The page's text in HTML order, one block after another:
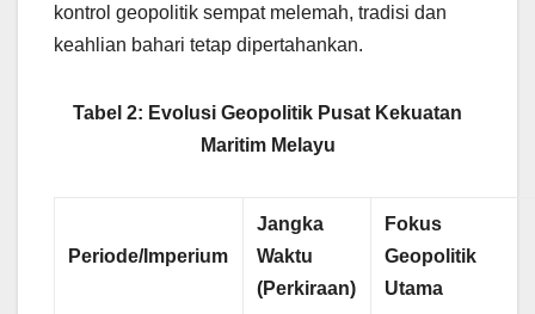
kontrol geopolitik sempat melemah, tradisi dan
keahlian bahari tetap dipertahankan.
Tabel 2: Evolusi Geopolitik Pusat Kekuatan
Maritim Melayu
Periode/Imperium
Jangka
Waktu
(Perkiraan)
Fokus
Geopolitik
Utama